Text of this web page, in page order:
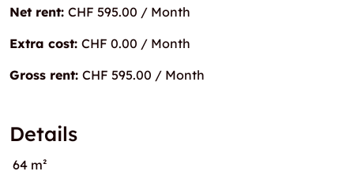
Net rent: CHF 595.00 / Month
Extra cost: CHF 0.00 / Month
Gross rent: CHF 595.00 / Month
Details
64 m²